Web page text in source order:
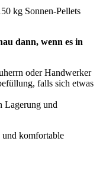
kg Sonnen-Pellets
dann, wenn es in
oder Handwerker
falls sich etwas
Lagerung und
und komfortable